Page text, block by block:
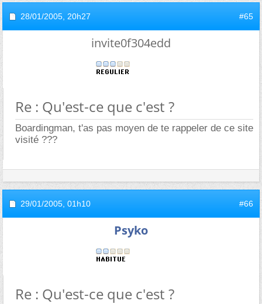
28/01/2005, 20h27 #65
invite0f304edd
Re : Qu'est-ce que c'est ?
Boardingman, t'as pas moyen de te rappeler de ce site
visité ???
29/01/2005, 01h10 #66
Psyko
Re : Qu'est-ce que c'est ?